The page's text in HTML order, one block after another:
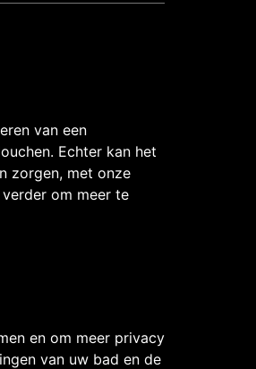
van een
Echter kan het
zorgen, met onze
om meer te
en om meer privacy
van uw bad en de